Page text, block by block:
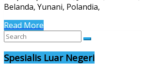
Belanda, Yunani, Polandia,
Read More
Spesialis Luar Negeri